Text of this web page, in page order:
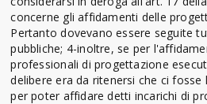
concerne gli affidamenti delle
Pertanto dovevano essere seguite
pubbliche; 4-inoltre, se per
professionali di progettazione
delibere era da ritenersi che ci fosse
per poter affidare detti incarichi di